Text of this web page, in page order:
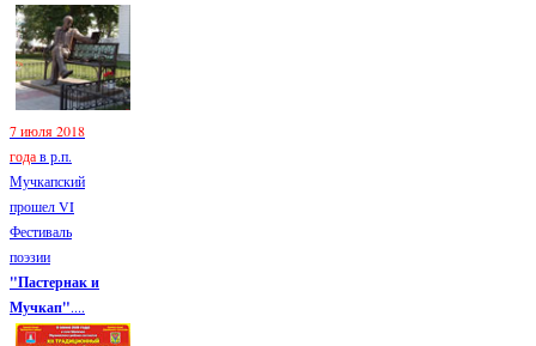
7 июля 2018
годав р.п.
Мучкапский
прошел VI
Фестиваль
поэзии
"Пастернак и
Мучкап"....